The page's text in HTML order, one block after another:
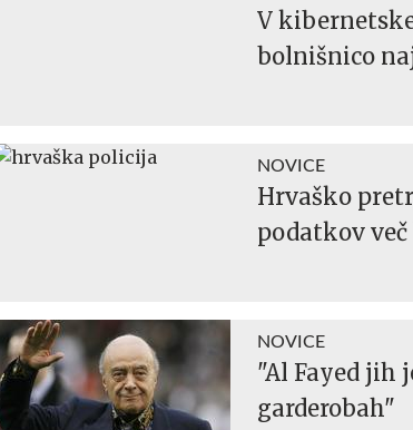
V
bolnišnico
NOVICE
Hrvaško
podatkov
NOVICE
"Al Fayed jih
garderobah"